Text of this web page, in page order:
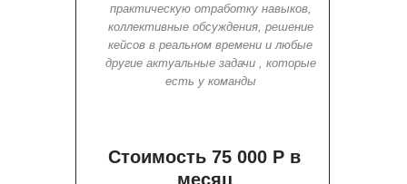
Стоимость 75 000 Р в
месяц
практическую отработку навыков,
коллективные обсуждения, решение
кейсов в реальном времени и любые
другие актуальные задачи , которые
есть у команды